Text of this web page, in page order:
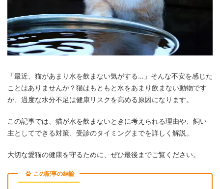
「最近、猫があまり水を飲まない気がする…」そんな不安を感じた
ことはありませんか？猫はもともと水をあまり飲まない動物です
が、過度な水分不足は健康リスクを高める原因になります。
この記事では、猫が水を飲まないときに考えられる理由や、飼い
主としてできる対策、受診のタイミングまでを詳しく解説。
大切な愛猫の健康を守るために、ぜひ最後までご覧ください。
この記事の結論